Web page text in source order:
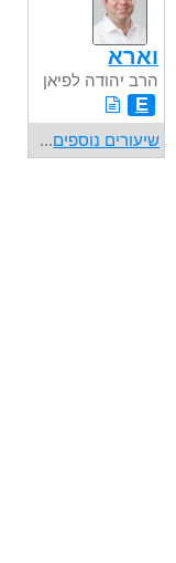
וארא
הרב יהודה לפיאן
E
שיעורים נוספים...